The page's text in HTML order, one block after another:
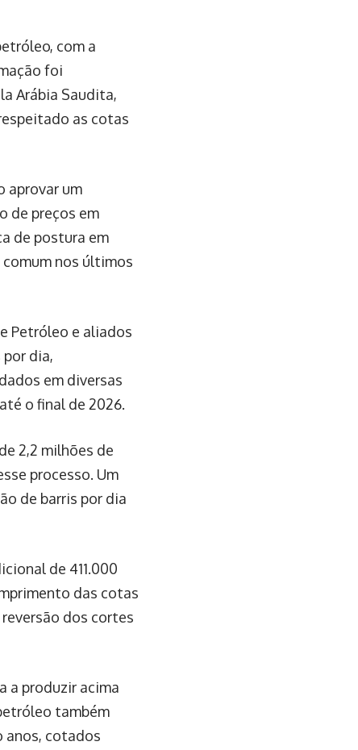
com a
foi
Arábia Saudita,
as cotas
aprovar um
de preços em
de postura em
nos últimos
Petróleo e aliados
dia,
em diversas
o final de 2026.
2,2 milhões de
processo. Um
de barris por dia
de 411.000
das cotas
dos cortes
a produzir acima
também
anos, cotados